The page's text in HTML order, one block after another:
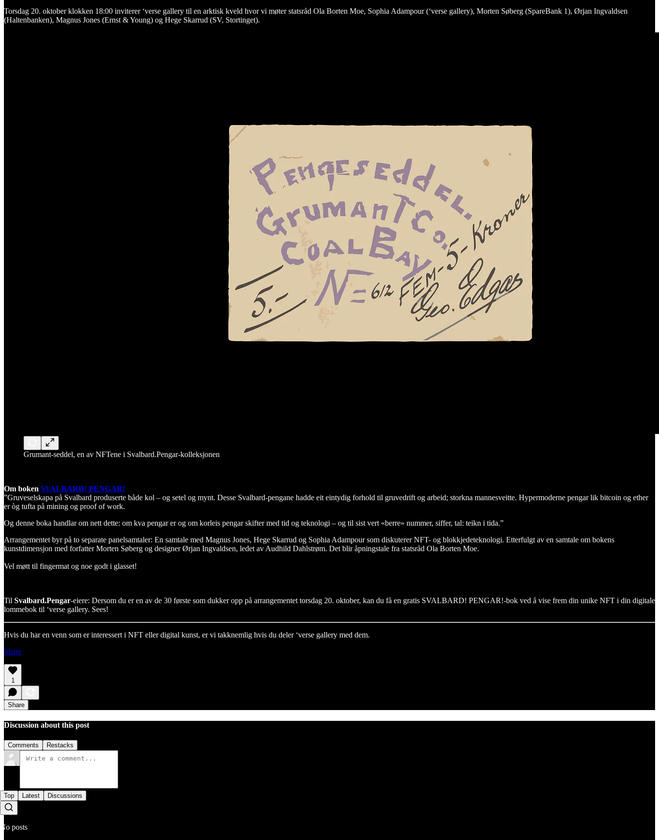
Torsdag 20. oktober klokken 18:00 inviterer ‘verse gallery til en arktisk kveld hvor vi møter statsråd Ola Borten Moe, Sophia Adampour (‘verse gallery), Morten Søberg (SpareBank 1), Ørjan Ingvaldsen
(Haltenbanken), Magnus Jones (Ernst & Young) og Hege Skarrud (SV, Stortinget).
Grumant-seddel, en av NFTene i Svalbard.Pengar-kolleksjonen
Om boken SVALBARD! PENGAR!
”Gruveselskapa på Svalbard produserte både kol – og setel og mynt. Desse Svalbard-pengane hadde eit eintydig forhold til gruvedrift og arbeid; storkna mannesveitte. Hypermoderne pengar lik bitcoin og ether
er òg tufta på mining og proof of work.
Og denne boka handlar om nett dette: om kva pengar er og om korleis pengar skifter med tid og teknologi – og til sist vert «berre» nummer, siffer, tal: teikn i tida.”
Arrangementet byr på to separate panelsamtaler: En samtale med Magnus Jones, Hege Skarrud og Sophia Adampour som diskuterer NFT- og blokkjedeteknologi. Etterfulgt av en samtale om bokens
kunstdimensjon med forfatter Morten Søberg og designer Ørjan Ingvaldsen, ledet av Audhild Dahlstrøm. Det blir åpningstale fra statsråd Ola Borten Moe.
Vel møtt til fingermat og noe godt i glasset!
Til Svalbard.Pengar-eiere: Dersom du er en av de 30 første som dukker opp på arrangementet torsdag 20. oktober, kan du få en gratis SVALBARD! PENGAR!-bok ved å vise frem din unike NFT i din digitale
lommebok til ‘verse gallery. Sees!
Hvis du har en venn som er interessert i NFT eller digital kunst, er vi takknemlig hvis du deler ‘verse gallery med dem.
Share
1
Share
Discussion about this post
Comments Restacks
Top Latest Discussions
No posts